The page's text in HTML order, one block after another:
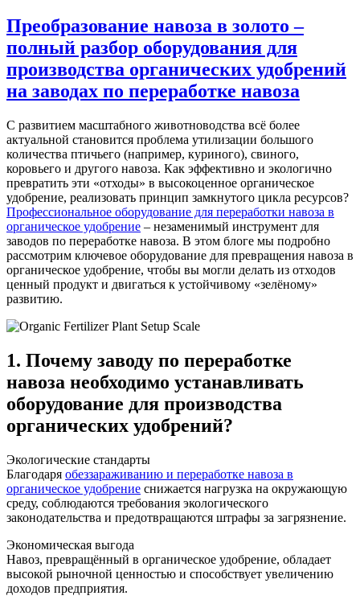
Преобразование навоза в золото –
полный разбор оборудования для
производства органических удобрений
на заводах по переработке навоза
С развитием масштабного животноводства всё более
актуальной становится проблема утилизации большого
количества птичьего (например, куриного), свиного,
коровьего и другого навоза. Как эффективно и экологично
превратить эти «отходы» в высокоценное органическое
удобрение, реализовать принцип замкнутого цикла ресурсов?
Профессиональное оборудование для переработки навоза в
органическое удобрение – незаменимый инструмент для
заводов по переработке навоза. В этом блоге мы подробно
рассмотрим ключевое оборудование для превращения навоза в
органическое удобрение, чтобы вы могли делать из отходов
ценный продукт и двигаться к устойчивому «зелёному»
развитию.
1. Почему заводу по переработке
навоза необходимо устанавливать
оборудование для производства
органических удобрений?
Экологические стандарты
Благодаря обеззараживанию и переработке навоза в
органическое удобрение снижается нагрузка на окружающую
среду, соблюдаются требования экологического
законодательства и предотвращаются штрафы за загрязнение.
Экономическая выгода
Навоз, превращённый в органическое удобрение, обладает
высокой рыночной ценностью и способствует увеличению
доходов предприятия.